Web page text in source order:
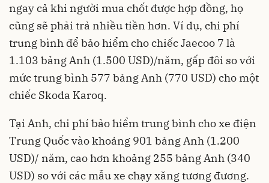
ngay cả khi người mua chốt được hợp đồng, họ
cũng sẽ phải trả nhiều tiền hơn. Ví dụ, chi phí
trung bình để bảo hiểm cho chiếc Jaecoo 7 là
1.103 bảng Anh (1.500 USD)/năm, gấp đôi so với
mức trung bình 577 bảng Anh (770 USD) cho một
chiếc Skoda Karoq.
Tại Anh, chi phí bảo hiểm trung bình cho xe điện
Trung Quốc vào khoảng 901 bảng Anh (1.200
USD)/ năm, cao hơn khoảng 255 bảng Anh (340
USD) so với các mẫu xe chạy xăng tương đương.